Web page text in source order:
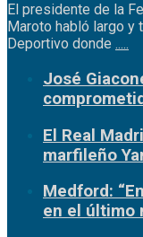
El presidente de la
Maroto habló largo y
Deportivo donde .....
José
El Real
marfileño
Medford:
en el último